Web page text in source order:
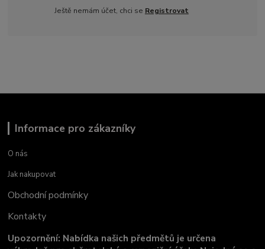
Ještě nemám účet, chci se Registrovat
Informace pro zákazníky
O nás
Jak nakupovat
Obchodní podmínky
Kontakty
Upozornění: Nabídka našich předmětů je určena